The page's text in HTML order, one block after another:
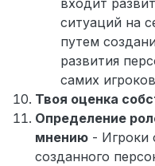
входит
ситуаций на
путем
развития
самих
Твоя оценка
Определение
мнению - Игроки
созданного